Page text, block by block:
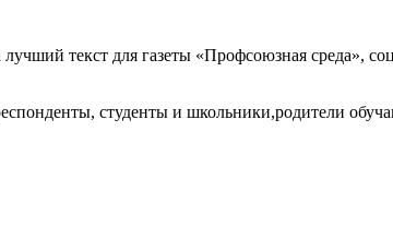
текст для газеты «Профсоюзная среда»,
студенты и школьники,родители